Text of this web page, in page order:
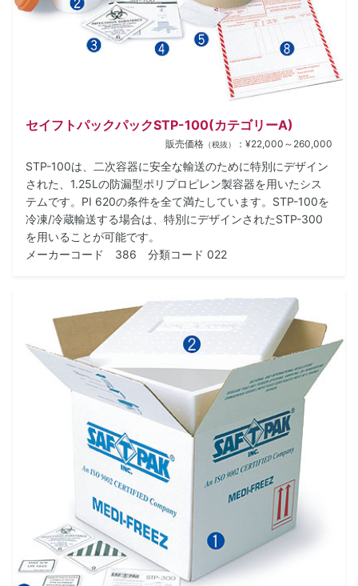
セイフトパックパックSTP-100(カテゴリーA)
販売価格 （税抜） ：¥22,000～260,000
STP-100は、二次容器に安全な輸送のために特別にデザイン
された、1.25Lの防漏型ポリプロピレン製容器を用いたシス
テムです。PI 620の条件を全て満たしています。STP-100を
冷凍/冷蔵輸送する場合は、特別にデザインされたSTP-300
を用いることが可能です。
メーカーコード 386 分類コード 022